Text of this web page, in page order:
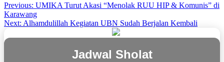
Post
navigation
Previous: UMIKA Turut Akasi “Menolak RUU HIP & Komunis” di
Karawang
Next: Alhamdulillah Kegiatan UBN Sudah Berjalan Kembali
Jadwal Sholat